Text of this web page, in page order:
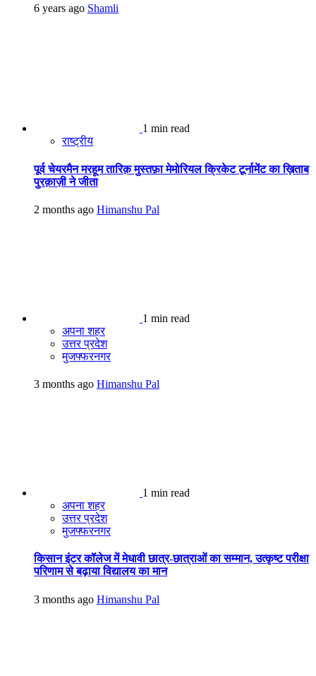
6 years ago Shamli
1 min read
राष्ट्रीय
पूर्व चेयरमैन मरहूम तारिक़ मुस्तफ़ा मेमोरियल क्रिकेट टूर्नामेंट का ख़िताब
पुरक़ाज़ी ने जीता
2 months ago Himanshu Pal
1 min read
अपना शहर
उत्तर प्रदेश
मुजफ्फरनगर
3 months ago Himanshu Pal
1 min read
अपना शहर
उत्तर प्रदेश
मुजफ्फरनगर
किसान इंटर कॉलेज में मेधावी छात्र-छात्राओं का सम्मान, उत्कृष्ट परीक्षा
परिणाम से बढ़ाया विद्यालय का मान
3 months ago Himanshu Pal